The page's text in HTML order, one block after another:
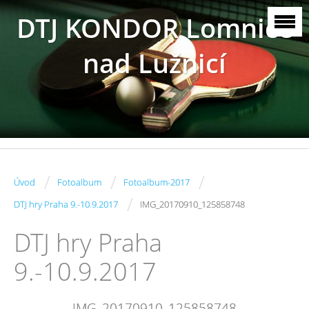
DTJ KONDOR Lomnice
nad Lužnicí
Úvod / Fotoalbum / Fotoalbum-2017 /
DTJ hry Praha 9.-10.9.2017 / IMG_20170910_125858748
DTJ hry Praha
9.-10.9.2017